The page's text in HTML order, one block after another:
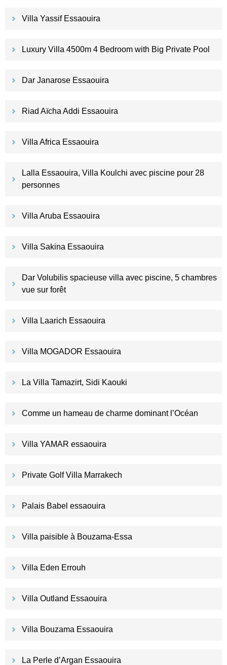
Villa Yassif Essaouira
Luxury Villa 4500m 4 Bedroom with Big Private Pool
Dar Janarose Essaouira
Riad Aïcha Addi Essaouira
Villa Africa Essaouira
Lalla Essaouira, Villa Koulchi avec piscine pour 28
personnes
Villa Aruba Essaouira
Villa Sakina Essaouira
Dar Volubilis spacieuse villa avec piscine, 5 chambres
vue sur forêt
Villa Laarich Essaouira
Villa MOGADOR Essaouira
La Villa Tamazirt, Sidi Kaouki
Comme un hameau de charme dominant l’Océan
Villa YAMAR essaouira
Private Golf Villa Marrakech
Palais Babel essaouira
Villa paisible à Bouzama-Essa
Villa Eden Errouh
Villa Outland Essaouira
Villa Bouzama Essaouira
La Perle d’Argan Essaouira